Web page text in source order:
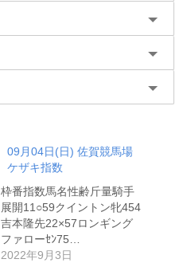
09月04日(日) 佐賀競馬場
ケザキ指数
枠番指数馬名性齢斤量騎手
展開11○59クイントン牝454
吉本隆先22×57ロンギング
ファローｾﾝ75…
2022年9月3日